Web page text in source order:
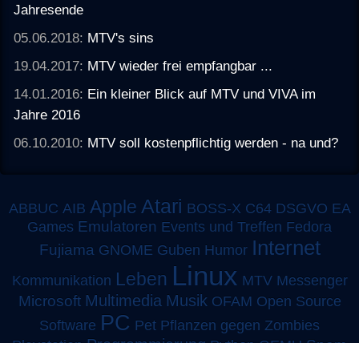
Jahresende
05.06.2018: MTV's sins
19.04.2017: MTV wieder frei empfangbar ...
14.01.2016: Ein kleiner Blick auf MTV und VIVA im
Jahre 2016
06.10.2010: MTV soll kostenpflichtig werden - na und?
ABBUC AIB Apple Atari BOSS-X C64 DSGVO EA
Games Emulatoren Events und Treffen Fedora
Fujiama GNOME Guben Humor Internet
Kommunikation Leben Linux MTV Messenger
Microsoft Multimedia Musik OFAM Open Source
Software PC Pet Pflanzen gegen Zombies